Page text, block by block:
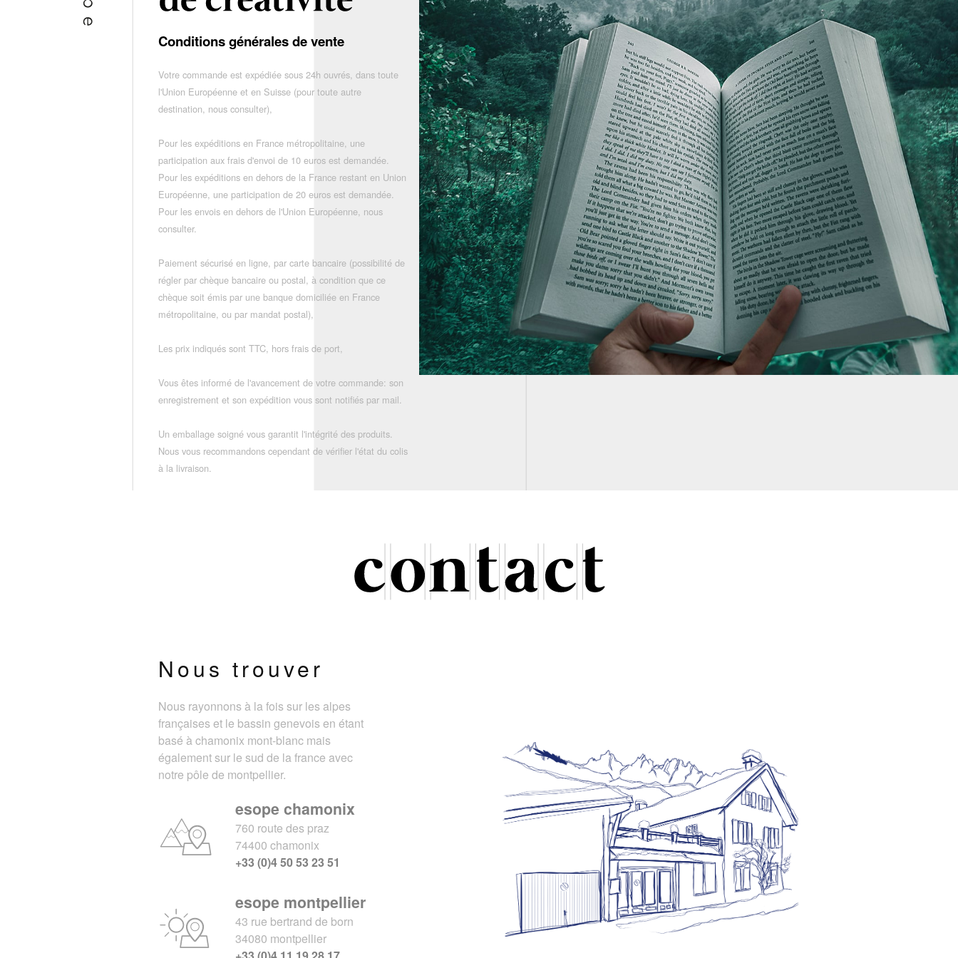
Conditions générales de vente
Votre commande est expédiée sous 24h ouvrés, dans toute
l'Union Européenne et en Suisse (pour toute autre
destination, nous consulter),
Pour les expéditions en France métropolitaine, une
participation aux frais d'envoi de 10 euros est demandée.
Pour les expéditions en dehors de la France restant en Union
Européenne, une participation de 20 euros est demandée.
Pour les envois en dehors de l'Union Européenne, nous
consulter.
Paiement sécurisé en ligne, par carte bancaire (possibilité de
régler par chèque bancaire ou postal, à condition que ce
chèque soit émis par une banque domiciliée en France
métropolitaine, ou par mandat postal),
Les prix indiqués sont TTC, hors frais de port,
Vous êtes informé de l'avancement de votre commande: son
enregistrement et son expédition vous sont notifiés par mail.
Un emballage soigné vous garantit l'intégrité des produits.
Nous vous recommandons cependant de vérifier l'état du colis
à la livraison.
Nous trouver
Nous rayonnons à la fois sur les alpes
françaises et le bassin genevois en étant
basé à chamonix mont-blanc mais
également sur le sud de la france avec
notre pôle de montpellier.
esope chamonix
760 route des praz
74400 chamonix
+33 (0)4 50 53 23 51
esope montpellier
43 rue bertrand de born
34080 montpellier